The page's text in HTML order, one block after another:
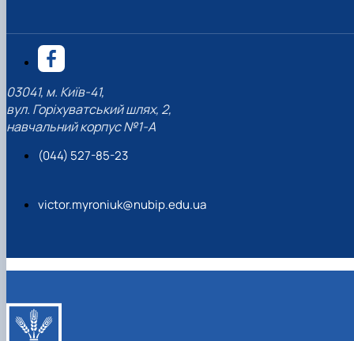
03041, м. Київ-41,
вул. Горіхуватський шлях, 2,
навчальний корпус №1-А
(044) 527-85-23
victor.myroniuk@nubip.edu.ua